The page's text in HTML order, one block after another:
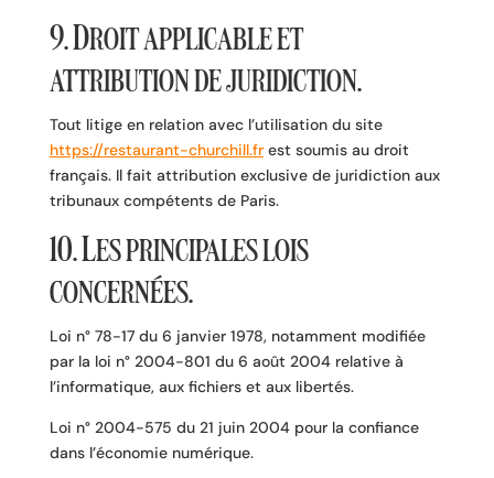
9. Droit applicable et
attribution de juridiction.
Tout litige en relation avec l’utilisation du site
https://restaurant-churchill.frest soumis au droit
français. Il fait attribution exclusive de juridiction aux
tribunaux compétents de Paris.
10. Les principales lois
concernées.
Loi n° 78-17 du 6 janvier 1978, notamment modifiée
par la loi n° 2004-801 du 6 août 2004 relative à
l’informatique, aux fichiers et aux libertés.
Loi n° 2004-575 du 21 juin 2004 pour la confiance
dans l’économie numérique.